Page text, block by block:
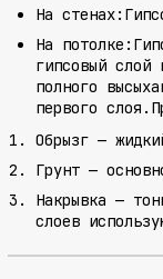
На стенах:
На потолке:
гипсовый слой
полного
первого
Обрызг —
Грунт —
Накрывка —
слоев